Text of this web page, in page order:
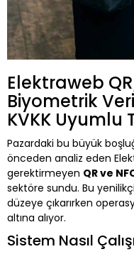
Elektraweb
Biyometrik
KVKK Uyumlu
Pazardaki bu büyük
önceden analiz eden
gerektirmeyen QR ve
sektöre sundu. Bu
düzeye çıkarırken
altına alıyor.
Sistem Nasıl